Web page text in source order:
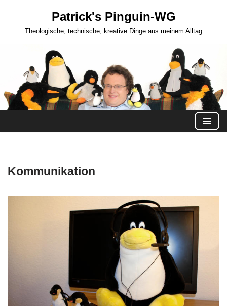
Patrick's Pinguin-WG
Theologische, technische, kreative Dinge aus meinem Alltag
Kommunikation